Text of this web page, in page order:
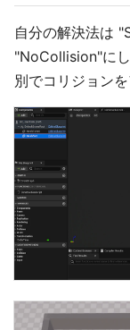
自分の解決法は
"NoCollision"に
別でコリジョン